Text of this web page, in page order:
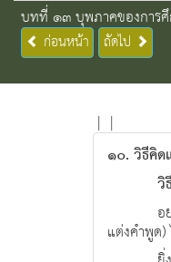
บทที่ ๑๓ บุพภาคของการ
ก่อนหน้า ถัดไป
| |
๑๐. วิธีคิ
วิ
อ
แต่งคำพูด